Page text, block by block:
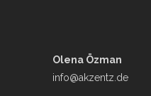
Olena Özman
info@akzentz.de